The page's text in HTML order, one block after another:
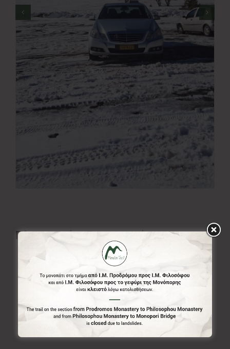
Πληροφορίες Επικοινωνίας
2795082359
6980412749(WhatsApp, Viber)
iosifkanellopoulo@gmail.com